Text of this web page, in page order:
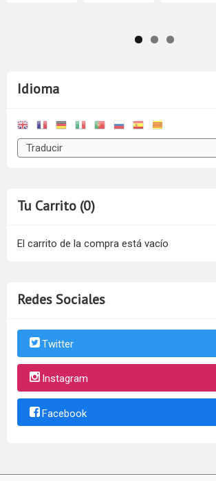
Idioma
Tu Carrito (0)
El carrito de la compra está vacío
Redes Sociales
Twitter
Instagram
Facebook